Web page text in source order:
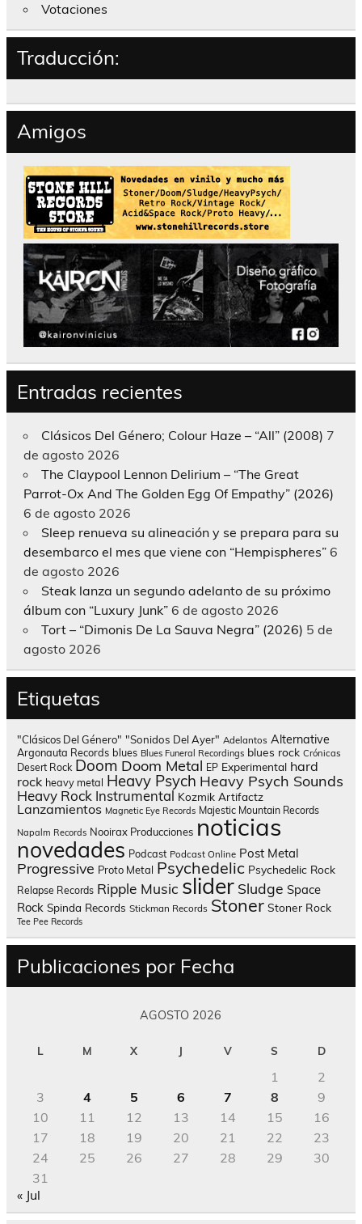
Votaciones
Traducción:
Amigos
Entradas recientes
Clásicos Del Género; Colour Haze – “All” (2008) 7
de agosto 2026
The Claypool Lennon Delirium – “The Great
Parrot-Ox And The Golden Egg Of Empathy” (2026)
6 de agosto 2026
Sleep renueva su alineación y se prepara para su
desembarco el mes que viene con “Hempispheres” 6
de agosto 2026
Steak lanza un segundo adelanto de su próximo
álbum con “Luxury Junk” 6 de agosto 2026
Tort – “Dimonis De La Sauva Negra” (2026) 5 de
agosto 2026
Etiquetas
"Clásicos Del Género" "Sonidos Del Ayer" Adelantos Alternative
Argonauta Records blues Blues Funeral Recordings blues rock Crónicas
Desert Rock Doom Doom Metal EP Experimental hard
rock heavy metal Heavy Psych Heavy Psych Sounds
Heavy Rock Instrumental Kozmik Artifactz
Lanzamientos Magnetic Eye Records Majestic Mountain Records
Napalm Records Nooirax Producciones noticias
novedades Podcast Podcast Online Post Metal
Progressive Proto Metal Psychedelic Psychedelic Rock
Relapse Records Ripple Music slider Sludge Space
Rock Spinda Records Stickman Records Stoner Stoner Rock
Tee Pee Records
Publicaciones por Fecha
AGOSTO 2026
L M X J V S D
1
2
3
4 5 6 7 8
9
10
11 12 13 14 15
16
17
18 19 20 21 22
23
24
25 26 27 28 29
30
31
« Jul